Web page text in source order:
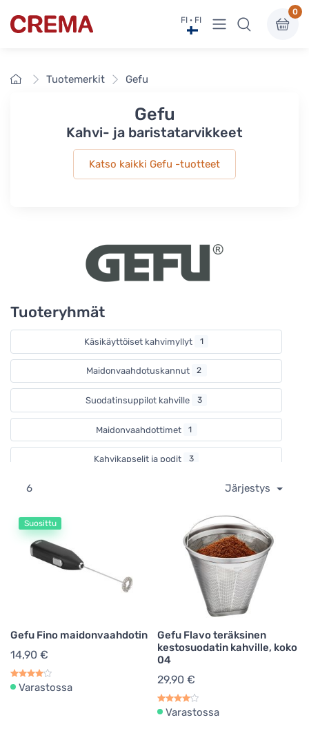
Crema FI · FI Näytä valikko
0
EtusivuTuotemerkit Gefu
Gefu
Kahvi- ja baristatarvikkeet
Katso kaikki Gefu -tuotteet
Tuoteryhmät
Käsikäyttöiset kahvimyllyt 1
Maidonvaahdotuskannut 2
Suodatinsuppilot kahville 3
Maidonvaahdottimet 1
Kahvikapselit ja podit 3
3
1
Vohvelipäivä
Mutteripannut 5
Ajastimet 1
Teeajastimet
6 Järjestys
Suosittu
Gefu Fino maidonvaahdotin
14,90 €
Varastossa
Gefu Flavo teräksinen
kestosuodatin kahville, koko
04
29,90 €
Varastossa